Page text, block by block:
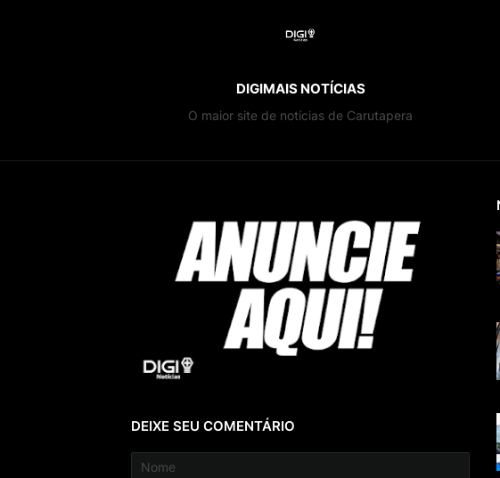
DIGIMAIS NOTÍCIAS
O maior site de notícias de Carutapera
DEIXE SEU COMENTÁRIO